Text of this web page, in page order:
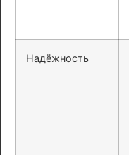
Надёжность